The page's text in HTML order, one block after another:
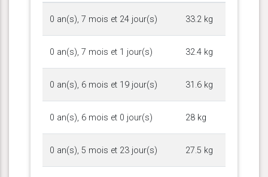
0 an(s), 7 mois et 24 jour(s) 33.2 kg
0 an(s), 7 mois et 1 jour(s) 32.4 kg
0 an(s), 6 mois et 19 jour(s) 31.6 kg
0 an(s), 6 mois et 0 jour(s) 28 kg
0 an(s), 5 mois et 23 jour(s) 27.5 kg